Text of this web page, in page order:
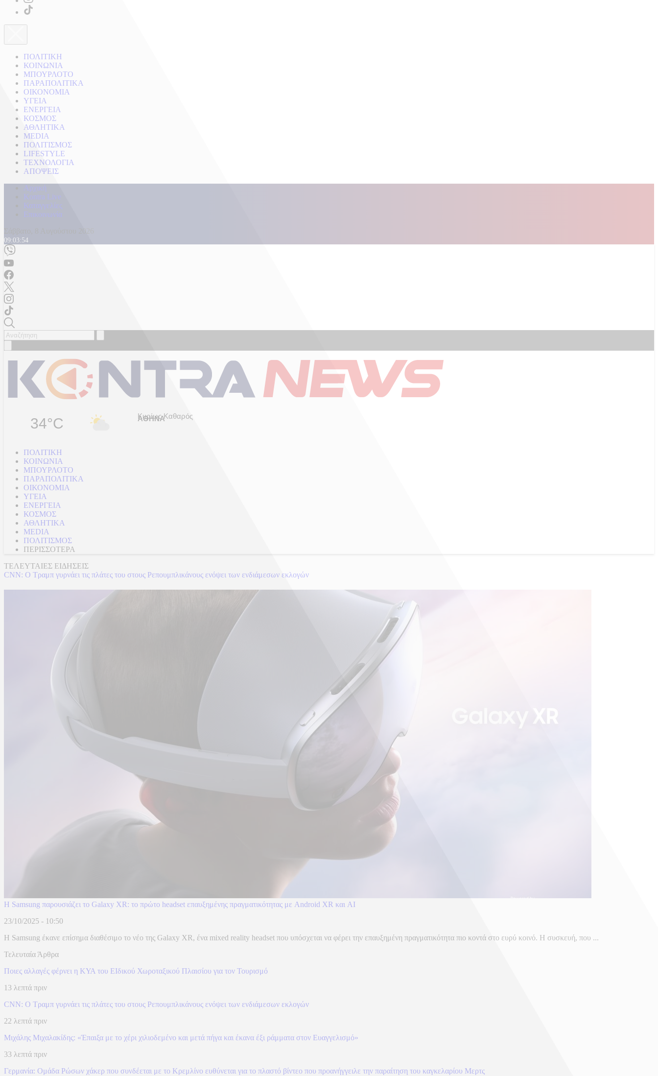
ΠΟΛΙΤΙΚΗ
ΚΟΙΝΩΝΙΑ
ΜΠΟΥΡΛΟΤΟ
ΠΑΡΑΠΟΛΙΤΙΚΑ
ΟΙΚΟΝΟΜΙΑ
ΥΓΕΙΑ
ΕΝΕΡΓΕΙΑ
ΚΟΣΜΟΣ
ΑΘΛΗΤΙΚΑ
MEDIA
ΠΟΛΙΤΙΣΜΟΣ
LIFESTYLE
ΤΕΧΝΟΛΟΓΙΑ
ΑΠΟΨΕΙΣ
Αρχική
Kontra Live
Καταγγελίες
Επικοινωνία
Σάββατο, 8 Αυγούστου 2026
09:03:56
34°C Κυρίως Καθαρός
ΠΟΛΙΤΙΚΗ
ΚΟΙΝΩΝΙΑ
ΜΠΟΥΡΛΟΤΟ
ΠΑΡΑΠΟΛΙΤΙΚΑ
ΟΙΚΟΝΟΜΙΑ
ΥΓΕΙΑ
ΕΝΕΡΓΕΙΑ
ΚΟΣΜΟΣ
ΑΘΛΗΤΙΚΑ
MEDIA
ΠΟΛΙΤΙΣΜΟΣ
ΠΕΡΙΣΣΟΤΕΡΑ
ΤΕΛΕΥΤΑΙΕΣ ΕΙΔΗΣΕΙΣ
CNN: Ο Τραμπ γυρνάει τις πλάτες του στους Ρεπουμπλικάνους ενόψει των ενδιάμεσων εκλογών
Η Samsung παρουσιάζει το Galaxy XR: το πρώτο headset επαυξημένης πραγματικότητας με Android XR και AI
23/10/2025 - 10:50
Η Samsung έκανε επίσημα διαθέσιμο το νέο της Galaxy XR, ένα mixed reality headset που υπόσχεται να φέρει την επαυξημένη πραγματικότητα πιο κοντά στο ευρύ κοινό. Η συσκευή, που ...
Τελευταία Άρθρα
Ποιες αλλαγές φέρνει η ΚΥΑ του ΕΙδικού Χωροταξικού Πλαισίου για τον Τουρισμό
13 λεπτά πριν
CNN: Ο Τραμπ γυρνάει τις πλάτες του στους Ρεπουμπλικάνους ενόψει των ενδιάμεσων εκλογών
22 λεπτά πριν
Μιχάλης Μιχαλακίδης: «Έπαιξα με το χέρι χιλιοδεμένο και μετά πήγα και έκανα έξι ράμματα στον Ευαγγελισμό»
33 λεπτά πριν
Γερμανία: Ομάδα Ρώσων χάκερ που συνδέεται με το Κρεμλίνο ευθύνεται για το πλαστό βίντεο που προανήγγειλε την παραίτηση του καγκελαρίου Μερτς